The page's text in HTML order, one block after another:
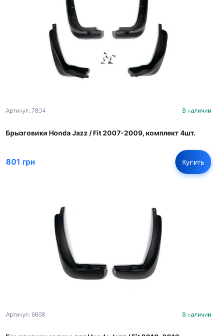
Артикул: 7804 В наличии
Брызговики Honda Jazz / Fit 2007-2009, комплект 4шт.
801 грн Купить
Артикул: 6668 В наличии